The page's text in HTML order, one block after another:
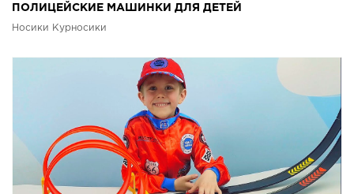
ПОЛИЦЕЙСКИЕ МАШИНКИ ДЛЯ ДЕТЕЙ
Носики Курносики